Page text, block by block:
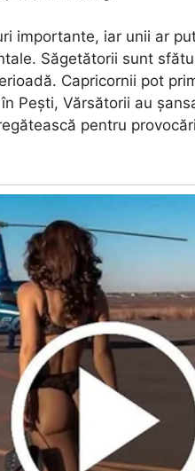
importante, iar unii ar
Săgetătorii sunt
Capricornii pot
Pești, Vărsătorii au
pentru